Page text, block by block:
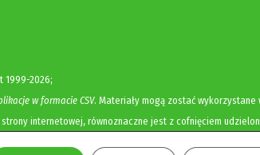
1999-2026;
w formacie CSV. Materiały mogą zostać wykorzystane
internetowej, równoznaczne jest z cofnięciem